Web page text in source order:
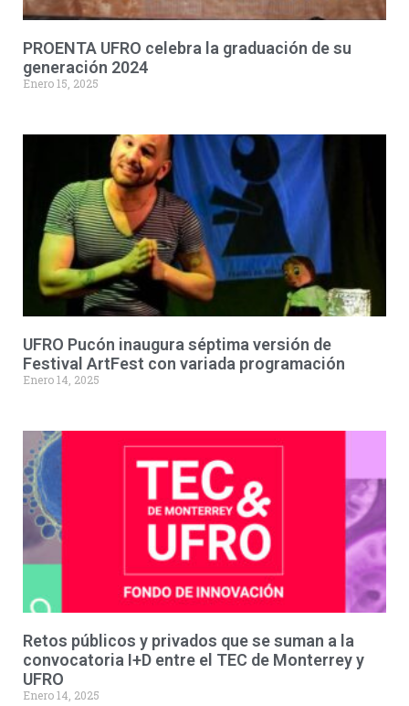
PROENTA UFRO celebra la graduación de su
generación 2024
Enero 15, 2025
UFRO Pucón inaugura séptima versión de
Festival ArtFest con variada programación
Enero 14, 2025
Retos públicos y privados que se suman a la
convocatoria I+D entre el TEC de Monterrey y
UFRO
Enero 14, 2025